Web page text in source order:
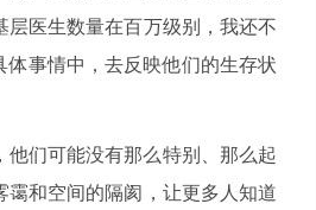
医生数量在百万级别，我还不
事情中，去反映他们的生存状
他们可能没有那么特别、那么起
和空间的隔阂，让更多人知道